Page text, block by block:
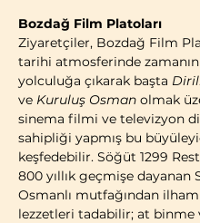
Bozdağ Film Platoları
Ziyaretçiler, Bozdağ Film
tarihi atmosferinde
yolculuğa çıkarak başta
ve Kuruluş Osman olmak
sinema filmi ve televizyon
sahipliği yapmış bu
keşfedebilir. Söğüt 1299
800 yıllık geçmişe dayanan
Osmanlı mutfağından
lezzetleri tadabilir; at binme